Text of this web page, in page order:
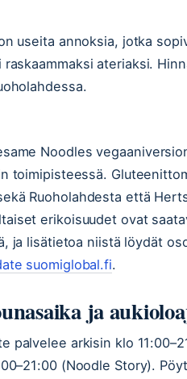
useita annoksia, jotka
ateriaksi.
Noodles
toimipisteessä.
Ruoholahdesta että
erikoisuudet ovat
ja lisätietoa niistä löydät
suomiglobal.fi.
ja
palvelee arkisin klo
(Noodle Story).